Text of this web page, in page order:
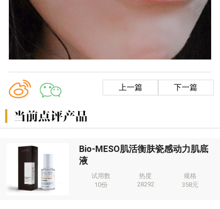
上一篇 下一篇
Bio-MESO肌活衡肤瓷感动力肌底
液
试用数
10份
热度
28292
规格
358元